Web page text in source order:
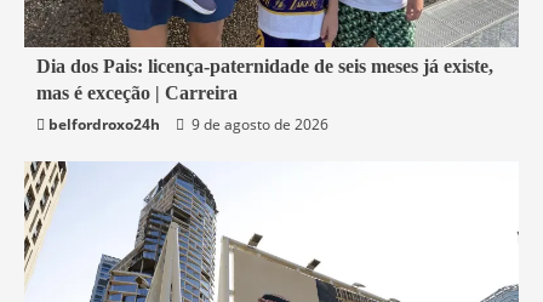
1 min read
Economia
Dia dos Pais: licença-paternidade de seis meses já existe,
mas é exceção | Carreira
belfordroxo24h
9 de agosto de 2026